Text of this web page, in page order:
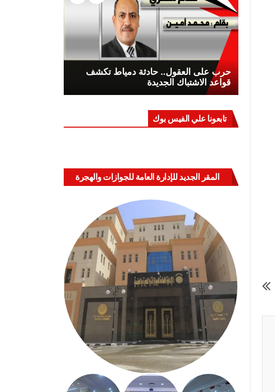
حرب على العقول.. حادثة دمياط تكشف
قواعد الاشتباك الجديدة
تابعونا علي الفيس بوك
المقر الجديد للإدارة العامة للجوازات والهجرة